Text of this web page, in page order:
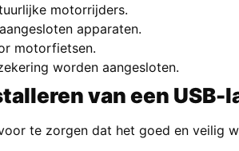
motorrijders.
apparaten.
motorfietsen.
worden aangesloten.
van een USB-
te zorgen dat het goed en veilig